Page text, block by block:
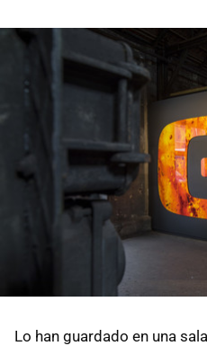
Lo han guardado en una